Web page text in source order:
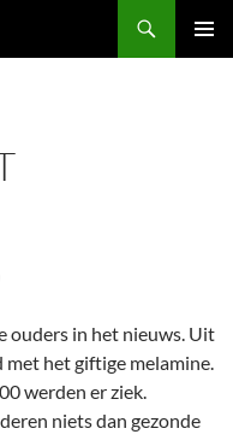
ouders in het nieuws. Uit
het giftige melamine.
werden er ziek.
niets dan gezonde